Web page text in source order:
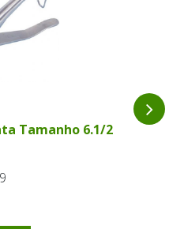
Tamanho 6.1/2